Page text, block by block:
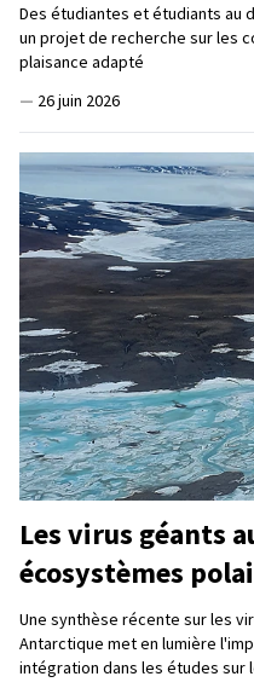
Des étudiantes et étudiants au
un projet de recherche sur les
plaisance adapté
— 26 juin 2026
Les virus géants
écosystèmes
Une synthèse récente sur les
Antarctique met en lumière
intégration dans les études sur